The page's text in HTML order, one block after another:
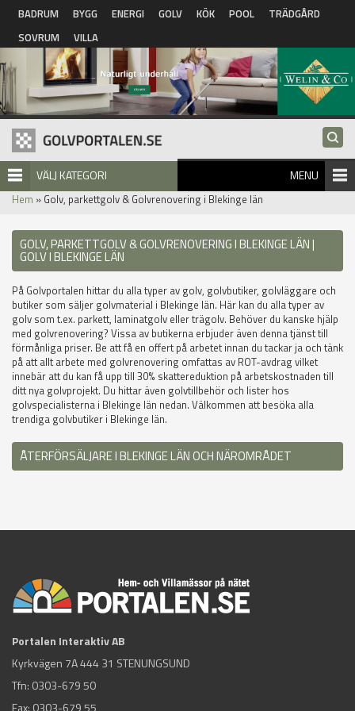
Hoppa till huvudinnehåll
BADRUM BYGG ENERGI GOLV KÖK POOL
TRÄDGÅRD
SOVRUM
VILLA
VÄLJ KATEGORI MENU
Hem » Golv, parkettgolv & Golvrenovering i Blekinge län
GOLV, PARKETTGOLV & GOLVRENOVERING I BLEKINGE LÄN |
GOLV I BLEKINGE LÄN
På Golvportalen hittar du alla typer av golv, golvbutiker, golvläggare och
butiker som säljer golvmaterial i Blekinge län. Här kan du alla typer av
golv som t.ex. parkett, laminatgolv eller trägolv. Behöver du kanske hjälp
med golvrenovering? Vissa av butikerna erbjuder även denna tjänst till
förmånliga priser. Be att få en offert på arbetet innan du tackar ja och tänk
på att allt arbete med golvrenovering omfattas av ROT-avdrag vilket
innebär att du kan få upp till 30% skattereduktion på arbetskostnaden till
ditt nya golvprojekt. Du hittar även golvtillbehör och lister hos
golvspecialisterna i Blekinge län nedan. Välkommen att besöka alla
trendiga golvbutiker i Blekinge län.
ÅTERFÖRSÄLJARE I BLEKINGE LÄN OCH NÄROMRÅDET
Portalen Interaktiv AB
Kyrkvägen 7A 444 31 STENUNGSUND
Tfn: 0303-679 50
Fax: 0303-679 55